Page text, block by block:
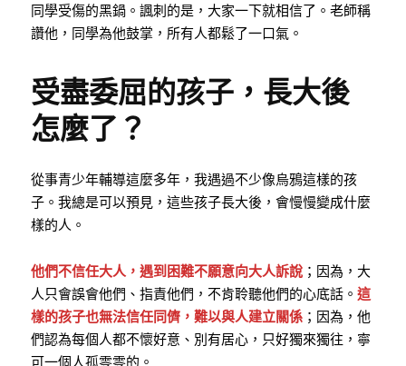
同學受傷的黑鍋。諷刺的是，大家一下就相信了。老師稱
讚他，同學為他鼓掌，所有人都鬆了一口氣。
受盡委屈的孩子，長大後
怎麼了？
從事青少年輔導這麼多年，我遇過不少像烏鴉這樣的孩
子。我總是可以預見，這些孩子長大後，會慢慢變成什麼
樣的人。
他們不信任大人，遇到困難不願意向大人訴說 ；因為，大
人只會誤會他們、指責他們，不肯聆聽他們的心底話。 這
樣的孩子也無法信任同儕，難以與人建立關係 ；因為，他
們認為每個人都不懷好意、別有居心，只好獨來獨往，寧
可一個人孤零零的。